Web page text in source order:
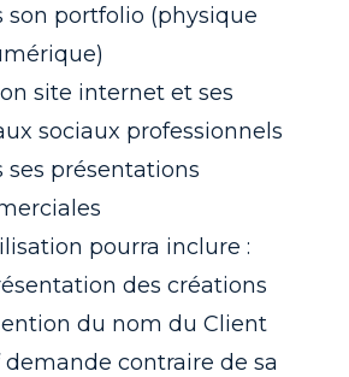
son portfolio (physique
site internet et ses
sociaux professionnels
ses présentations
pourra inclure :
des créations
du nom du Client
demande contraire de sa